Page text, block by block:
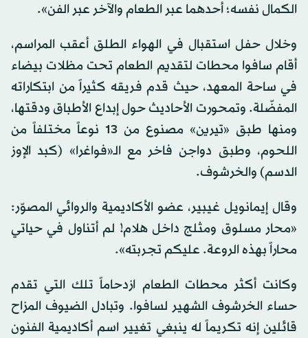
الكمال نفسه؛ أحدهما عبر الطعام والآخر عبر الفن».
وخلال حفل استقبال في الهواء الطلق أعقب المراسم،
أقام سافوا محطات لتقديم الطعام تحت مظلات بيضاء
في ساحة المعهد، حيث قدم فريقه كثيراً من ابتكاراته
المفضّلة. وتمحورت الأحاديث حول إبداع الأطباق ودقتها،
ومنها طبق «تيرين» مصنوع من 13 نوعاً مختلفاً من
اللحوم، وطبق دواجن فاخر مع الـ«فواغرا» (كبد الإوز
الدسم) والخرشوف.
وقال إيمانويل غيبير، عضو الأكاديمية والروائي المصوّر:
«محار مسلوق ومثلج داخل هلام! لم أتناول في حياتي
محاراً بهذه الروعة. عليكم تجربته».
وكانت أكثر محطات الطعام ازدحاماً تلك التي تقدم
حساء الخرشوف الشهير لسافوا. وتبادل الضيوف المزاح
قائلين إنه تكريماً له ينبغي تغيير اسم أكاديمية الفنون